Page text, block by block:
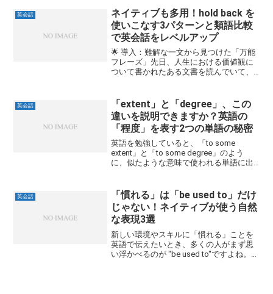
い単語をマスターしましょう。
英会話
ネイティブも多用！hold back を
使いこなす3パターンと類語比較
で英会話をレベルアップ
🌟 導入：難解な一文から見つけた「万能
フレーズ」先日、人生における価値観に
ついて書かれたある文書を読んでいて、
苦労した文章は、このような構造でし
た。.....
英会話
「extent」と「degree」、この
違いを説明できますか？英語の
「程度」を表す2つの単語の秘密
英語を勉強していると、「to some
extent」と「to some degree」のよう
に、似たような意味で使われる単語に出
語で物事の度合いや範囲を表現したい時
に...
英会話
「慣れる」は「be used to」だけ
じゃない！ネイティブが使う自然
な表現3選
新しい環境やスキルに「慣れる」ことを
英語で伝えたいとき、多くの人がまず思
い浮かべるのが "be used to"ですよね。も